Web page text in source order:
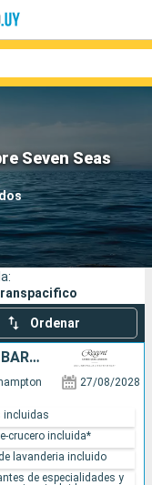
Seven Seas
Compañías
Ordenar
REINO UNIDO, IRLANDA, ANTIGUA Y BARBUDA, CANADÁ
27/08/2028
incluidas
crucero incluida*
lavanderia incluido
de especialidades y